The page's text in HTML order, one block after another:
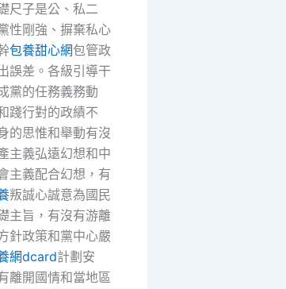
尺子是公、私二
性剛強、摒棄私心
包養甜心網包管政
誤差。各級引導干
黨的任務義務動
踐行對的政績不
的思惟和舉動有沒
主義弘遠幻想和中
主義配合幻想，有
叛誠心誠意為國民
主旨，有沒有游離
針政策和黨中心嚴
網dcard計劃安
離開國情和當地區